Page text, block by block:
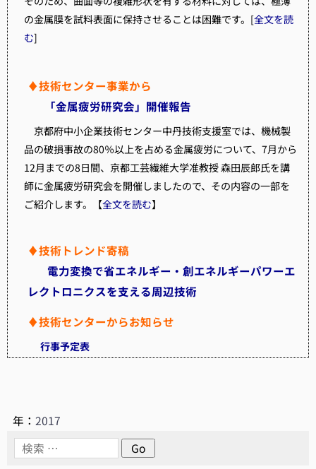
の金属膜を試料表面に保持させることは困難です。[全文を読
む]
♦技術センター事業から
「金属疲労研究会」開催報告
京都府中小企業技術センター中丹技術支援室では、機械製
品の破損事故の80％以上を占める金属疲労について、7月から
12月までの8日間、京都工芸繊維大学准教授 森田辰郎氏を講
師に金属疲労研究会を開催しましたので、その内容の一部を
ご紹介します。【全文を読む】
♦技術トレンド寄稿
電力変換で省エネルギー・創エネルギーパワーエ
レクトロニクスを支える周辺技術
♦技術センターからお知らせ
行事予定表
年： 2017